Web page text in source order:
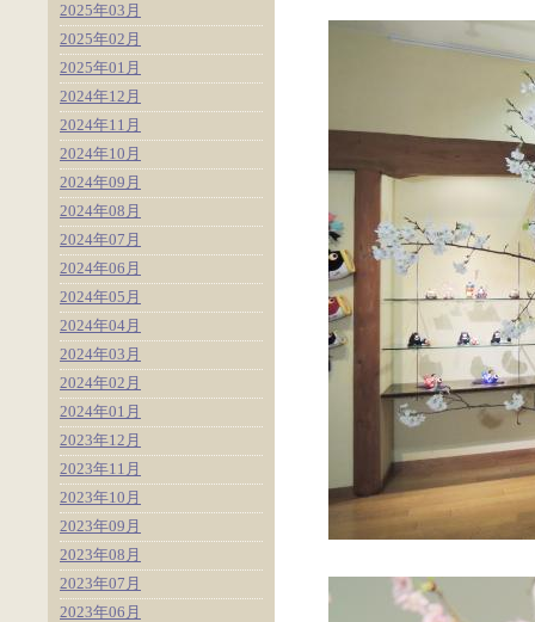
2025年03月
2025年02月
2025年01月
2024年12月
2024年11月
2024年10月
2024年09月
2024年08月
2024年07月
2024年06月
2024年05月
2024年04月
2024年03月
2024年02月
2024年01月
2023年12月
2023年11月
2023年10月
2023年09月
2023年08月
2023年07月
2023年06月